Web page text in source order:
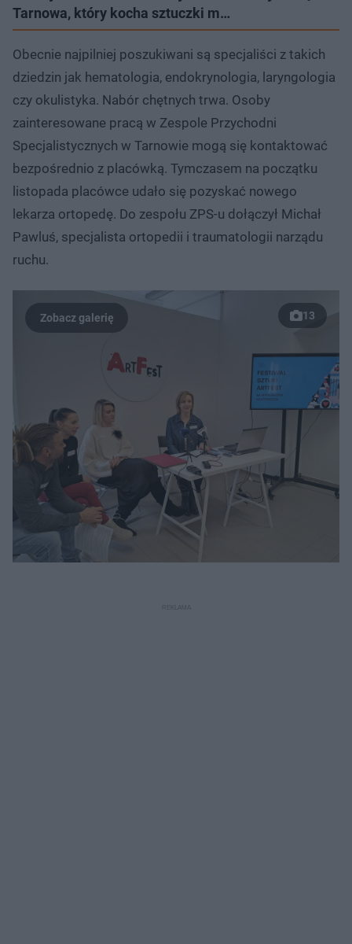
Tarnowa, który kocha sztuczki m…
Obecnie najpilniej poszukiwani są specjaliści z takich
dziedzin jak hematologia, endokrynologia, laryngologia
czy okulistyka. Nabór chętnych trwa. Osoby
zainteresowane pracą w Zespole Przychodni
Specjalistycznych w Tarnowie mogą się kontaktować
bezpośrednio z placówką. Tymczasem na początku
listopada placówce udało się pozyskać nowego
lekarza ortopedę. Do zespołu ZPS-u dołączył Michał
Pawluś, specjalista ortopedii i traumatologii narządu
ruchu.
13